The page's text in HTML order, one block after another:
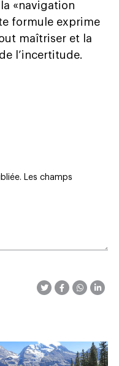
«navigation
formule exprime
maîtriser et la
l’incertitude.
Les champs